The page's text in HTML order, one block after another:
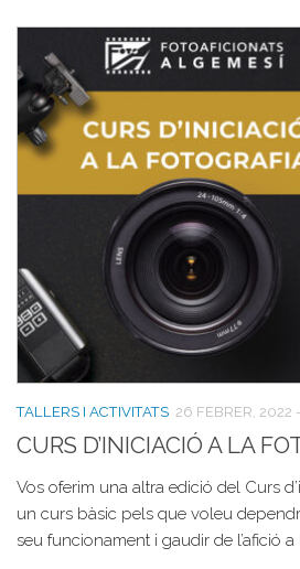
-
TALLERS I ACTIVITATS 26 FEBRER, 2022
CURS D’INICIACIÓ A LA
Vos oferim una altra edició del Curs
un curs bàsic pels que voleu
seu funcionament i gaudir de l’afició a